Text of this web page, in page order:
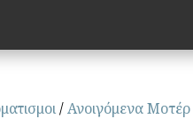
/Ανοιγόμενα Μοτέρ